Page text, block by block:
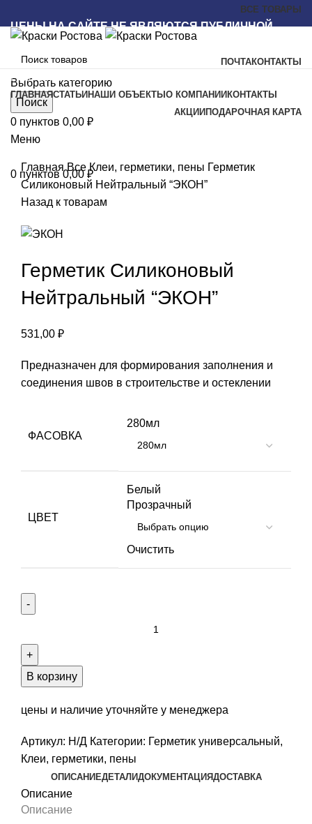
ВСЕ ТОВАРЫ
ЦЕНЫ НА САЙТЕ НЕ ЯВЛЯЮТСЯ ПУБЛИЧНОЙ
ОФЕРТОЙ
ПОЧТАКОНТАКТЫ
Выбрать категорию
Поиск
0 пунктов 0,00 ₽
Меню
0 пунктов 0,00₽
Наш каталог
ГЛАВНАЯСТАТЬИ НАШИ ОБЪЕКТЫ О КОМПАНИИ КОНТАКТЫ
АКЦИИ ПОДАРОЧНАЯ КАРТА
ГлавнаяВсеКлеи, герметики, пены Герметик
Силиконовый Нейтральный “ЭКОН”
Назад к товарам
Герметик Силиконовый
Нейтральный “ЭКОН”
531,00 ₽
Предназначен для формирования заполнения и
соединения швов в строительстве и остеклении
ФАСОВКА
280мл
ЦВЕТ
Белый
Прозрачный
Очистить
Герметик
Силиконовый
"ЭКОН"
В корзину
цены и наличие уточняйте у менеджера
Артикул: Н/Д Категории: Герметик универсальный,
Клеи, герметики, пены
ОПИСАНИЕДЕТАЛИДОКУМЕНТАЦИЯДОСТАВКА
Описание
Описание